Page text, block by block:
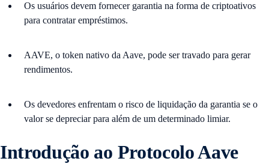
Os usuários devem fornecer garantia na forma de criptoativos
para contratar empréstimos.
AAVE, o token nativo da Aave, pode ser travado para gerar
rendimentos.
Os devedores enfrentam o risco de liquidação da garantia se o
valor se depreciar para além de um determinado limiar.
Introdução ao Protocolo Aave